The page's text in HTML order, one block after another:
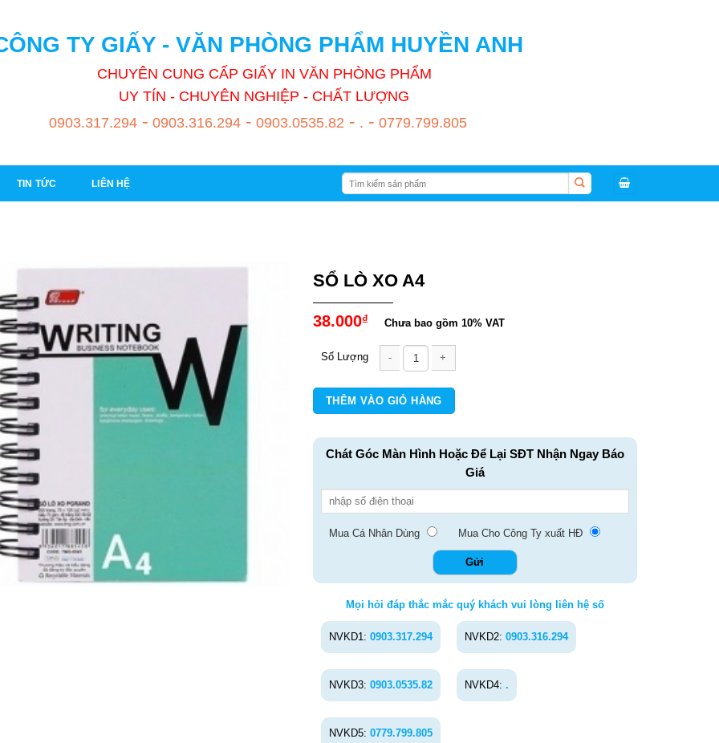
TY GIẤY - VĂN PHÒNG PHẨM HUYỀN ANH
CHUYÊN CUNG CẤP GIẤY IN VĂN PHÒNG PHẨM
UY TÍN - CHUYÊN NGHIỆP - CHẤT LƯỢNG
0903.317.294 - 0903.316.294 - 0903.0535.82 - . - 0779.799.805
TIN TỨC LIÊN HỆ
Tìm
kiếm:
SỔ LÒ XO A4
38.000₫ Chưa bao gồm 10% VAT
THÊM VÀO GIỎ HÀNG
Chát Góc Màn Hình Hoặc Để Lại SĐT Nhận Ngay Báo
Giá
Mua Cá Nhân Dùng Mua Cho Công Ty xuất HĐ
Mọi hỏi đáp thắc mắc quý khách vui lòng liên hệ số
NVKD1: 0903.317.294 NVKD2: 0903.316.294
NVKD3: 0903.0535.82 NVKD4: .
NVKD5: 0779.799.805